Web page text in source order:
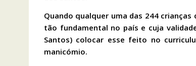
Quando qualquer uma das 244
tão fundamental no país e cuja
Santos) colocar esse feito no
manicómio.